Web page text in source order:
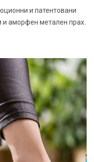
и патентовани
и аморфен метален прах.